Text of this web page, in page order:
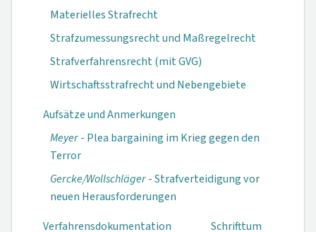
Materielles Strafrecht
Strafzumessungsrecht und Maßregelrecht
Strafverfahrensrecht (mit GVG)
Wirtschaftsstrafrecht und Nebengebiete
Aufsätze und Anmerkungen
Meyer- Plea bar­gaining im Krieg gegen den
Terror
Gercke/Wollschlä­ger- Strafverteidi­gung vor
neuen Herausforderungen
Verfahrensdokumen­tation
Schrifttum